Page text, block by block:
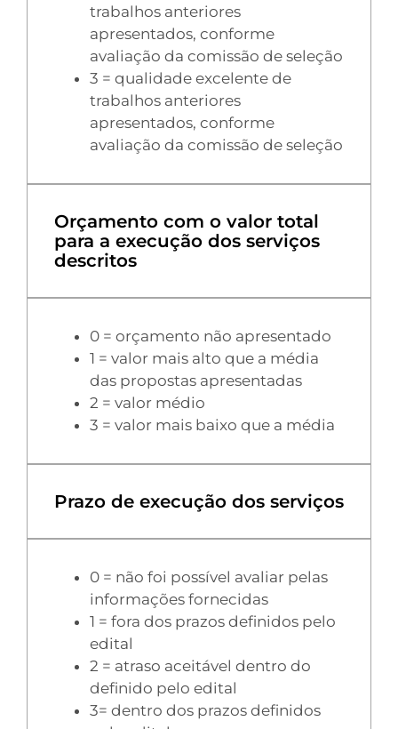
trabalhos anteriores
apresentados, conforme
avaliação da comissão de seleção
3 = qualidade excelente de
trabalhos anteriores
apresentados, conforme
avaliação da comissão de seleção
Orçamento com o valor total
para a execução dos serviços
descritos
0 = orçamento não apresentado
1 = valor mais alto que a média
das propostas apresentadas
2 = valor médio
3 = valor mais baixo que a média
Prazo de execução dos serviços
0 = não foi possível avaliar pelas
informações fornecidas
1 = fora dos prazos definidos pelo
edital
2 = atraso aceitável dentro do
definido pelo edital
3= dentro dos prazos definidos